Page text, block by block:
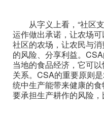
从字义上看，“社区支
运作做出承诺，让农场
社区的农场，让农民与
的风险、分享利益。
当地的食品经济，它可
关系。CSA的重要原则
统中生产能带来健康的
要承担生产耕作的风险，